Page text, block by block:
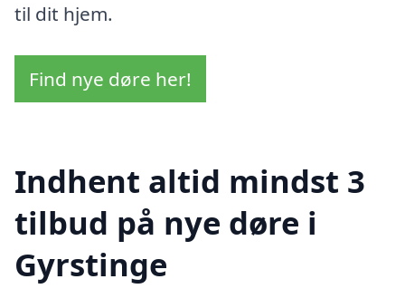
til dit hjem.
Find nye døre her!
Indhent altid mindst 3
tilbud på nye døre i
Gyrstinge